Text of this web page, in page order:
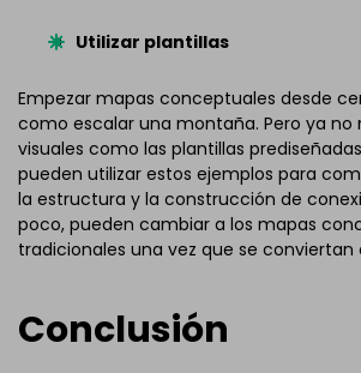
Utilizar plantillas
Empezar mapas conceptuales desde
como escalar una montaña. Pero ya no
visuales como las plantillas
pueden utilizar estos ejemplos para
la estructura y la construcción de
poco, pueden cambiar a los mapas
tradicionales una vez que se conviertan
Conclusión